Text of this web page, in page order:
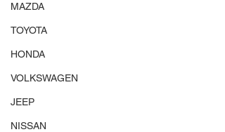
MAZDA
TOYOTA
HONDA
VOLKSWAGEN
JEEP
NISSAN